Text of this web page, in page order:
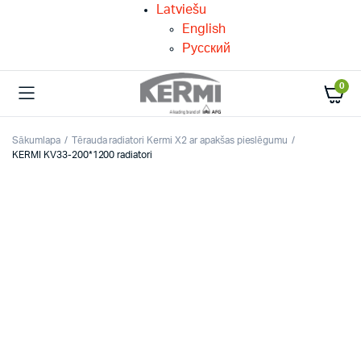
Latviešu
English
Русский
0
Sākumlapa
Tērauda radiatori Kermi X2 ar apakšas pieslēgumu
KERMI KV33-200*1200 radiatori